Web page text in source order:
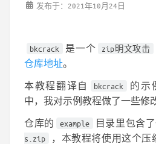
发布于：2021年10月24日
bkcrack 是一个 zip明文攻击
仓库地址。
本教程翻译自 bkcrack
的示
中，我对示例教程做了一些修
仓库的 example 目录里包含
s.zip
，本教程将使用这个压